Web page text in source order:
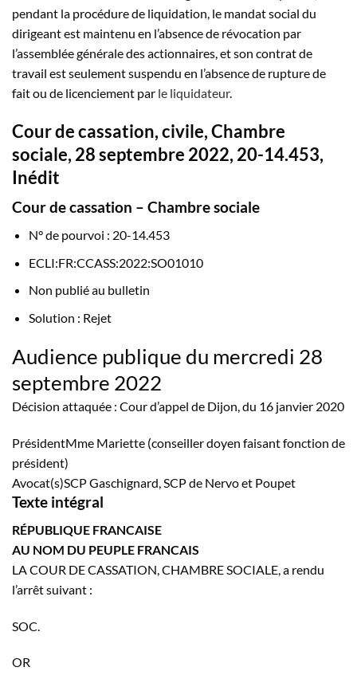
pendant la procédure de liquidation, le mandat social du
dirigeant est maintenu en l’absence de révocation par
l’assemblée générale des actionnaires, et son contrat de
travail est seulement suspendu en l’absence de rupture de
fait ou de licenciement par le liquidateur.
Cour de cassation, civile, Chambre
sociale, 28 septembre 2022, 20-14.453,
Inédit
Cour de cassation – Chambre sociale
N° de pourvoi : 20-14.453
ECLI:FR:CCASS:2022:SO01010
Non publié au bulletin
Solution : Rejet
Audience publique du mercredi 28
septembre 2022
Décision attaquée : Cour d’appel de Dijon, du 16 janvier 2020
PrésidentMme Mariette (conseiller doyen faisant fonction de
président)
Avocat(s)SCP Gaschignard, SCP de Nervo et Poupet
Texte intégral
RÉPUBLIQUE FRANCAISE
AU NOM DU PEUPLE FRANCAIS
LA COUR DE CASSATION, CHAMBRE SOCIALE, a rendu
l’arrêt suivant :
SOC.
OR